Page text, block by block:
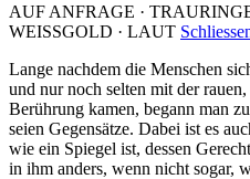
AUF ANFRAGE ·
WEISSGOLD · LAUT
Lange nachdem die Menschen
und nur noch selten mit der
Berührung kamen, begann man
seien Gegensätze. Dabei ist es
wie ein Spiegel ist, dessen
in ihm anders, wenn nicht sogar,